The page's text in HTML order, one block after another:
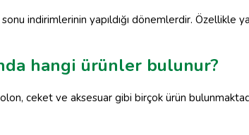
indirimlerinin yapıldığı dönemlerdir. Özellikle
hangi ürünler bulunur?
ceket ve aksesuar gibi birçok ürün